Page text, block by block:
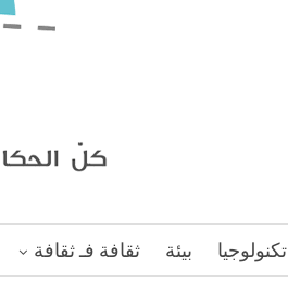
تكنولوجيا بيئة ثقافة فـ ثقافة